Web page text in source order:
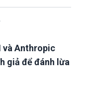
và Anthropic
giả để đánh lừa